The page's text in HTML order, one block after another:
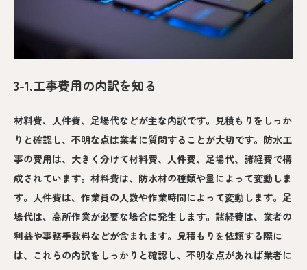
3-1.工事費用の内訳を知る
材料費、人件費、足場代などが主な内訳です。見積もりをしっか
りと確認し、不明な点は業者に質問することが大切です。防水工
事の費用は、大きく分けて材料費、人件費、足場代、諸経費で構
成されています。材料費は、防水材の種類や量によって変動しま
す。人件費は、作業員の人数や作業時間によって変動します。足
場代は、高所作業が必要な場合に発生します。諸経費は、業者の
利益や事務手数料などが含まれます。見積もりを依頼する際に
は、これらの内訳をしっかりと確認し、不明な点があれば業者に